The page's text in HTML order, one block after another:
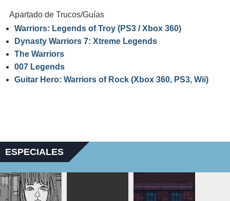
Apartado de Trucos/Guías
Warriors: Legends of Troy (PS3 / Xbox 360)
Dynasty Warriors 7: Xtreme Legends
The Warriors
007 Legends
Guitar Hero: Warriors of Rock (Xbox 360, PS3, Wii)
ESPECIALES